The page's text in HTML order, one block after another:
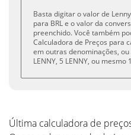
Basta digitar o valor de
para BRL e o valor da
preenchido. Você também
Calculadora de Preços para
em outras denominações, ou
LENNY, 5 LENNY, ou mesmo
Última calculadora de